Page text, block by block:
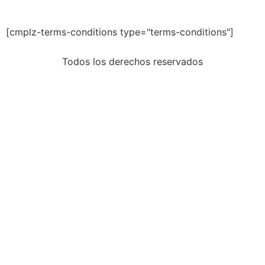
[cmplz-terms-conditions type="terms-conditions"]
Todos los derechos reservados